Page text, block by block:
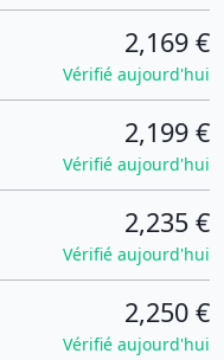
2,169 €
Vérifié aujourd'hui
2,199 €
Vérifié aujourd'hui
2,235 €
Vérifié aujourd'hui
2,250 €
Vérifié aujourd'hui